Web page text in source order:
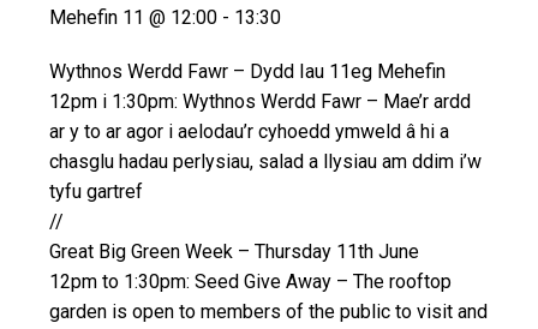
English
Mehefin 11 @ 12:00 - 13:30
Wythnos Werdd Fawr – Dydd Iau 11eg Mehefin
12pm i 1:30pm: Wythnos Werdd Fawr – Mae’r ardd
ar y to ar agor i aelodau’r cyhoedd ymweld â hi a
chasglu hadau perlysiau, salad a llysiau am ddim i’w
tyfu gartref
//
Great Big Green Week – Thursday 11th June
12pm to 1:30pm: Seed Give Away – The rooftop
garden is open to members of the public to visit and